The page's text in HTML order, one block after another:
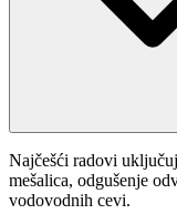
Najčešći radovi
mešalica, odgušenje
vodovodnih cevi.